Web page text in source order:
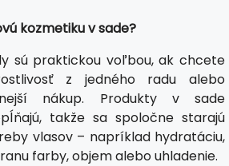
kozmetiku v sade?
sú praktickou voľbou, ak chcete
z jedného radu alebo
nákup. Produkty v sade
takže sa spoločne starajú
vlasov – napríklad hydratáciu,
farby, objem alebo uhladenie.